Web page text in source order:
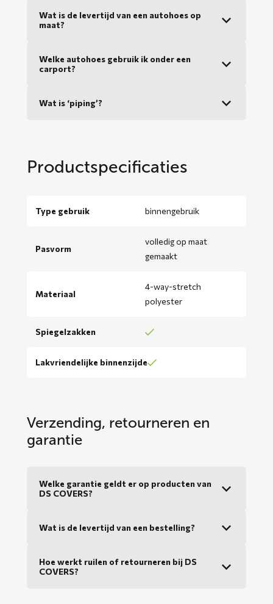
Wat is de levertijd van een autohoes op
maat?
Welke autohoes gebruik ik onder een
carport?
Wat is ‘piping’?
Productspecificaties
Type gebruik binnengebruik
Pasvorm
volledig op maat
gemaakt
Materiaal
4-way-stretch
polyester
Spiegelzakken
Lakvriendelijke binnenzijde
Verzending, retourneren en
garantie
Welke garantie geldt er op producten van
DS COVERS?
Wat is de levertijd van een bestelling?
Hoe werkt ruilen of retourneren bij DS
COVERS?